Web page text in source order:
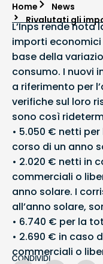
Home
News
Rivalutati gli
L’Inps rende nota
importi
base della
consumo. I nuovi
a riferimento per
verifiche sul loro
sono così
• 5.050 € netti
corso di un anno
• 2.020 € netti in
commerciali o
anno solare. I
all’anno solare,
• 6.740 € per la
• 2.690 € in caso
commerciali o
CONDIVIDI